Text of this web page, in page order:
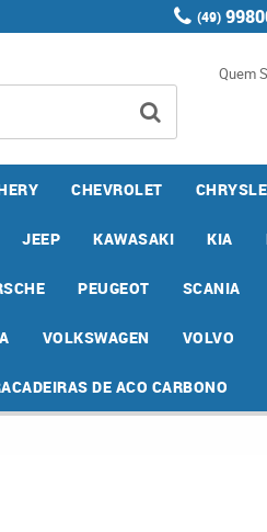
(49)
Quem
CHEVROLET
JEEP KAWASAKI KIA
PEUGEOT SCANIA
VOLKSWAGEN VOLVO
DE ACO CARBONO